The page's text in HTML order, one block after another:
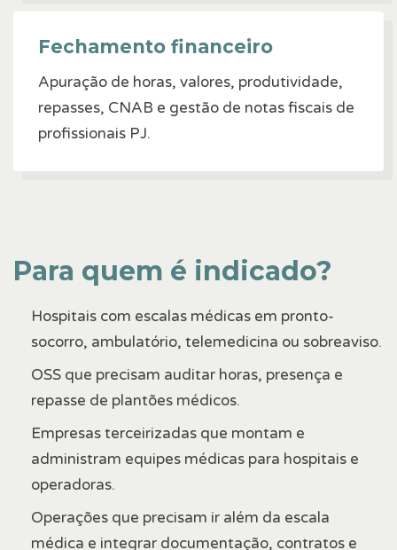
Fechamento financeiro
Apuração de horas, valores, produtividade,
repasses, CNAB e gestão de notas fiscais de
profissionais PJ.
Para quem é indicado?
Hospitais com escalas médicas em pronto-
socorro, ambulatório, telemedicina ou sobreaviso.
OSS que precisam auditar horas, presença e
repasse de plantões médicos.
Empresas terceirizadas que montam e
administram equipes médicas para hospitais e
operadoras.
Operações que precisam ir além da escala
médica e integrar documentação, contratos e